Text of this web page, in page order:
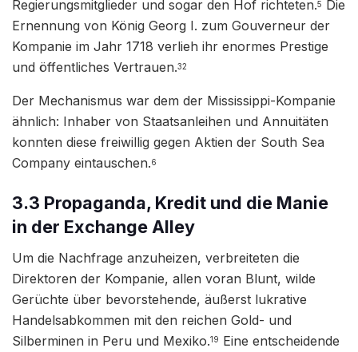
Regierungsmitglieder und sogar den Hof richteten.5 Die
Ernennung von König Georg I. zum Gouverneur der
Kompanie im Jahr 1718 verlieh ihr enormes Prestige
und öffentliches Vertrauen.32
Der Mechanismus war dem der Mississippi-Kompanie
ähnlich: Inhaber von Staatsanleihen und Annuitäten
konnten diese freiwillig gegen Aktien der South Sea
Company eintauschen.6
3.3 Propaganda, Kredit und die Manie
in der Exchange Alley
Um die Nachfrage anzuheizen, verbreiteten die
Direktoren der Kompanie, allen voran Blunt, wilde
Gerüchte über bevorstehende, äußerst lukrative
Handelsabkommen mit den reichen Gold- und
Silberminen in Peru und Mexiko.19 Eine entscheidende